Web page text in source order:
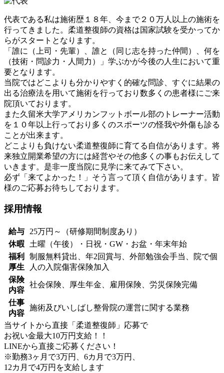
代表である私は施術歴１８年、今まで２０万人以上の施術を
行ってきました。柔道整復師の資格は国家試験を受かってか
らがスタートとなります。
「誰に（上司・先輩）、誰と（同じ志を持った仲間）、何を
（技術・問診力・人間力）」学ぶかが今後の人生において重
要となります。
当院ではどこよりも分かりやすく的確な問診、すぐに結果の
出る治療法を用いて施術を行っており数多くの患者様にご来
院頂いております。
また久留米大学アメリカンフットボール部のトレーナー活動
を１０年以上行っており多くのスポーツの怪我や外傷も診る
ことが出来ます。
どこよりも負けない柔道整復師に育てる自信があります。将
来独立開業希望の方には経営やその他多くの事もお伝えして
いきます。是非一度当院に見学に来てみて下さい。
必ず「来てよかった！」そう言って頂く自信があります。皆
様のご応募お待ちしております。
採用情報
給与
25万円～（研修期間制度あり）
休暇
土曜（午後）・日祝・GW・お盆・年末年始
福利
厚生
制服無料貸出、年2回賞与、外部勉強会手当、院で個
人の入院傷害保険加入
保険
内容
社会保険、厚生年金、雇用保険、労災保険完備
仕事
内容
施術及びいしばし整骨院の運営に関する業務
当サイトから直接「柔道整復師」応募で
お祝い金最大10万円支給！！
LINEから直接ご応募ください！
※勤務3ヶ月で3万円、6カ月で3万円、
12カ月で4万円を支給します